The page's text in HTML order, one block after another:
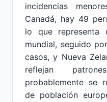
incidencias
Canadá, hay 49
lo que
mundial, seguido
casos, y Nueva
reflejan
probablemente se
de población